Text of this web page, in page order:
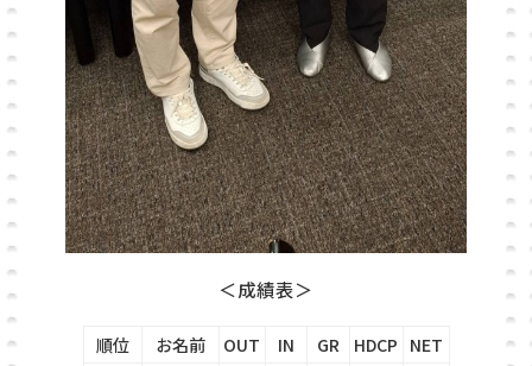
＜成績表＞
順位 お名前 OUT IN GR HDCP NET